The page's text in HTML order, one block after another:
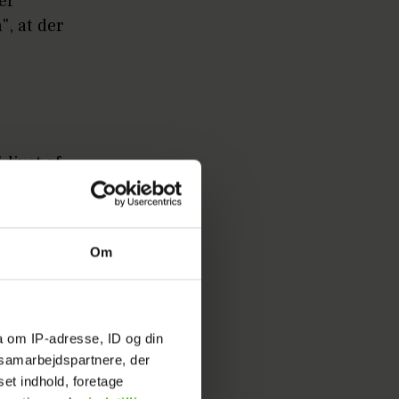
Om
om IP-adresse, ID og din
der
indhold, foretage
at der
livet af
men
for
det her